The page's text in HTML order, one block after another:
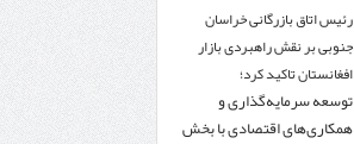
رئیس اتاق بازرگانی خراسان
جنوبی بر نقش راهبردی بازار
افغانستان تاکید کرد؛
توسعه سرمایه‌گذاری و
همکاری‌های اقتصادی با بخش